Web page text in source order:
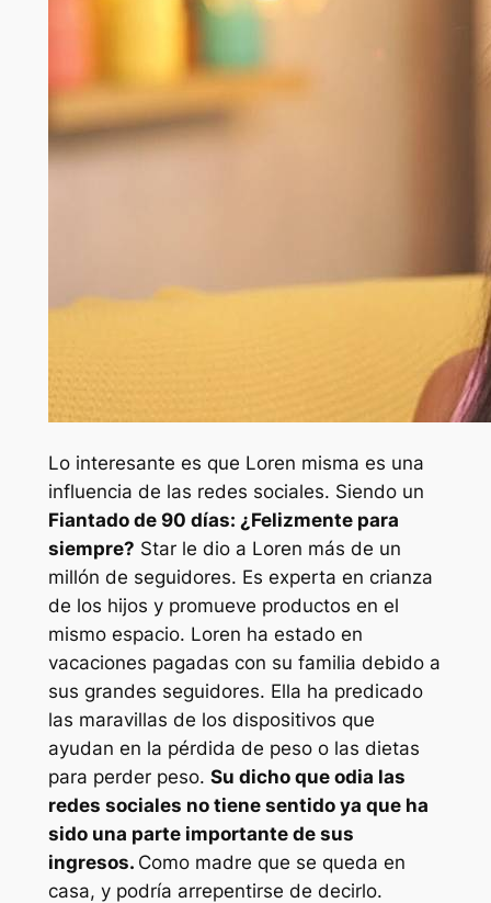
Lo interesante es que Loren misma es una
influencia de las redes sociales. Siendo un
Fiantado de 90 días: ¿Felizmente para
siempre? Star le dio a Loren más de un
millón de seguidores. Es experta en crianza
de los hijos y promueve productos en el
mismo espacio. Loren ha estado en
vacaciones pagadas con su familia debido a
sus grandes seguidores. Ella ha predicado
las maravillas de los dispositivos que
ayudan en la pérdida de peso o las dietas
para perder peso. Su dicho que odia las
redes sociales no tiene sentido ya que ha
sido una parte importante de sus
ingresos. Como madre que se queda en
casa, y podría arrepentirse de decirlo.